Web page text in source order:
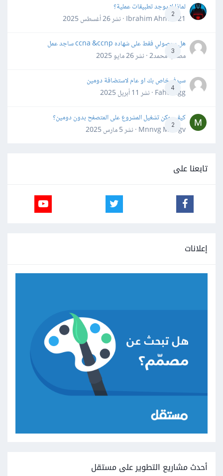
2
لماذا لا يوجد تطبيقات عملية؟
Ibrahim Ahmed21 · نشر
26 أغسطس 2025
3
هل بحصولي فقط على شهاده ccna &ccnp ساجد عمل
مصعب محمد2 · نشر
26 مايو 2025
4
سيرفر خاص بك او عام لاستضافة دومين
Fahd Ggg · نشر
11 أبريل 2025
2
كيف يمكن تشغيل المشروع على المتصفح بدون دومين؟
Mnnvg Mnbgv · نشر
5 مارس 2025
تابعنا على
إعلانات
أحدث مشاريع التطوير على مستقل